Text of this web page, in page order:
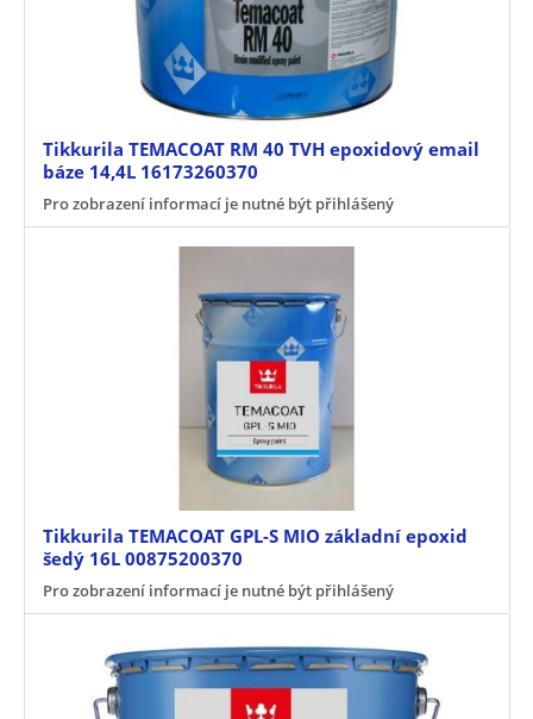
Tikkurila TEMACOAT RM 40 TVH epoxidový email
báze 14,4L 16173260370
Pro zobrazení informací je nutné být přihlášený
Tikkurila TEMACOAT GPL-S MIO základní epoxid
šedý 16L 00875200370
Pro zobrazení informací je nutné být přihlášený